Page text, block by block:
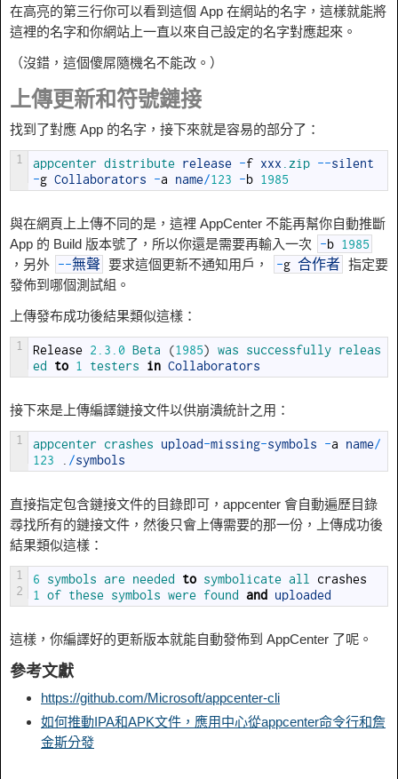
在高亮的第三行你可以看到這個 App 在網站的名字，這樣就能將
這裡的名字和你網站上一直以來自己設定的名字對應起來。
（沒錯，這個傻屌隨機名不能改。）
上傳更新和符號鏈接
找到了對應 App 的名字，接下來就是容易的部分了：
1 appcenter distribute release -f xxx .zip --silent
-g Collaborators -a name/123 -b 1985
與在網頁上上傳不同的是，這裡 AppCenter 不能再幫你自動推斷
App 的 Build 版本號了，所以你還是需要再輸入一次
-b 1985
，另外 --無聲 要求這個更新不通知用戶， -g 合作者 指定要
發佈到哪個測試組。
上傳發布成功後結果類似這樣：
1 Release 2.3.0 Beta (1985) was successfully releas
ed to 1 testers in Collaborators
接下來是上傳編譯鏈接文件以供崩潰統計之用：
1 appcenter crashes upload-missing-symbols -a name/
123
/symbols
直接指定包含鏈接文件的目錄即可，appcenter 會自動遍歷目錄
尋找所有的鏈接文件，然後只會上傳需要的那一份，上傳成功後
結果類似這樣：
1
2
6 symbols are needed to symbolicate all crashes
1
of these symbols were found and uploaded
這樣，你編譯好的更新版本就能自動發佈到 AppCenter 了呢。
參考文獻
https://github.com/Microsoft/appcenter-cli
如何推動IPA和APK文件，應用中心從appcenter命令行和詹
金斯分發